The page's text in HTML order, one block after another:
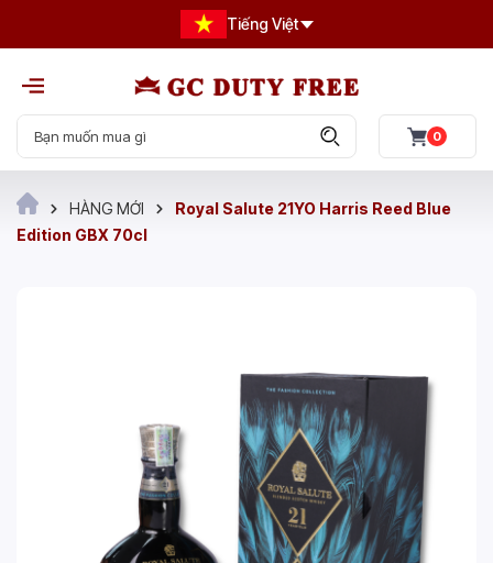
Tiếng Việt
0
HÀNG MỚI
Royal Salute 21YO Harris Reed Blue
Edition GBX 70cl